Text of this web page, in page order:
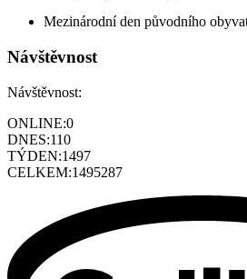
Mezinárodní den původního
Návštěvnost
Návštěvnost:
ONLINE:0
DNES:110
TÝDEN:1497
CELKEM:1495287